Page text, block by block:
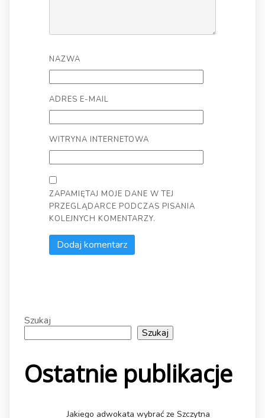
NAZWA
ADRES E-MAIL
WITRYNA INTERNETOWA
ZAPAMIĘTAJ MOJE DANE W TEJ
PRZEGLĄDARCE PODCZAS PISANIA
KOLEJNYCH KOMENTARZY.
Szukaj
Szukaj
Ostatnie publikacje
Jakiego adwokata wybrać ze Szczytna